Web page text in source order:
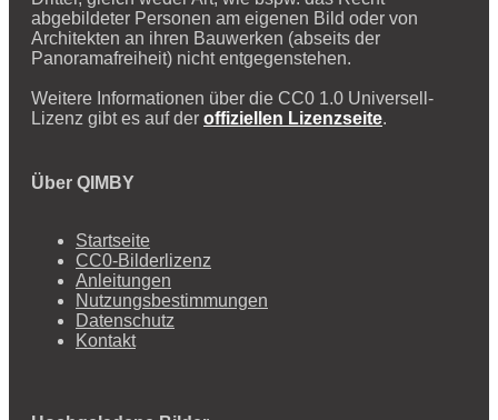
abgebildeter Personen am eigenen Bild oder von
Architekten an ihren Bauwerken (abseits der
Panoramafreiheit) nicht entgegenstehen.
Weitere Informationen über die CC0 1.0 Universell-
Lizenz gibt es auf der offiziellen Lizenzseite.
Über QIMBY
Startseite
CC0-Bilderlizenz
Anleitungen
Nutzungsbestimmungen
Datenschutz
Kontakt